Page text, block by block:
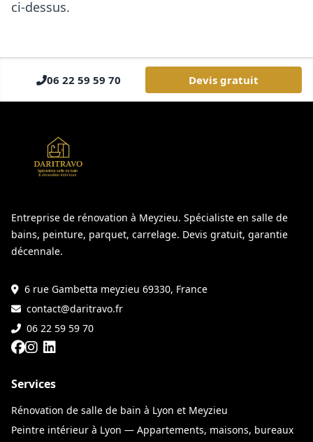
ci-dessus.
06 22 59 59 70 Devis gratuit
Entreprise de rénovation à Meyzieu. Spécialiste en salle de
bains, peinture, parquet, carrelage. Devis gratuit, garantie
décennale.
6 rue Gambetta meyzieu 69330, France
contact@daritravo.fr
06 22 59 59 70
Services
Rénovation de salle de bain à Lyon et Meyzieu
Peintre intérieur à Lyon — Appartements, maisons, bureaux